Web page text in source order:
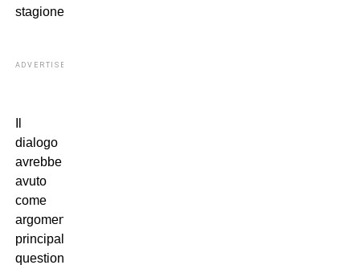
stagione.
ADVERTISEMENT
dialogo
avrebbe
avuto
come
argomento
principale
questioni